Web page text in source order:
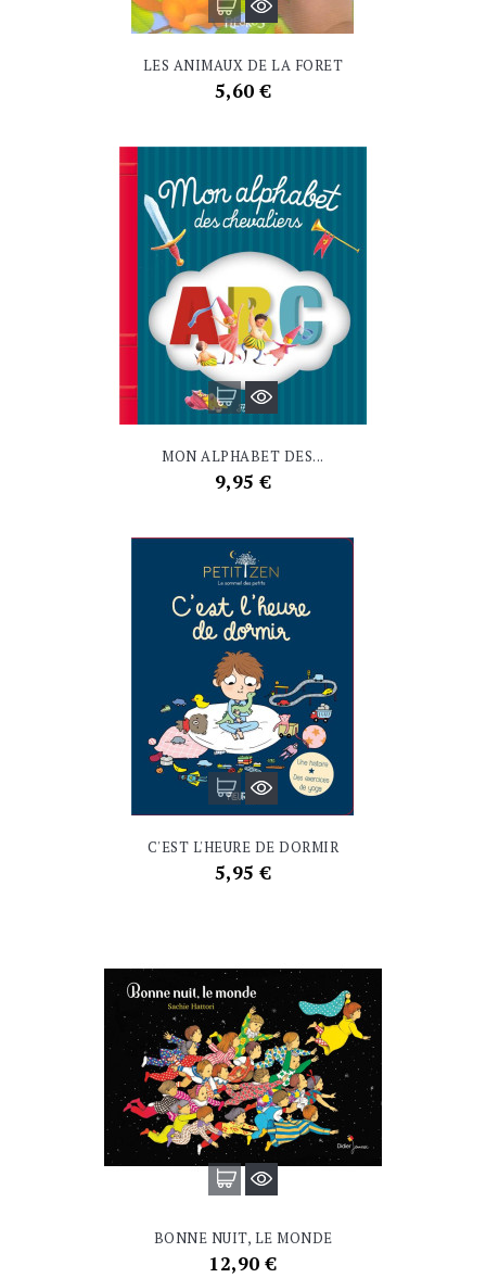
LES ANIMAUX DE LA FORET
Prix
5,60 €
MON ALPHABET DES...
Prix
9,95 €
C'EST L'HEURE DE DORMIR
Prix
5,95 €
BONNE NUIT, LE MONDE
Prix
12,90 €